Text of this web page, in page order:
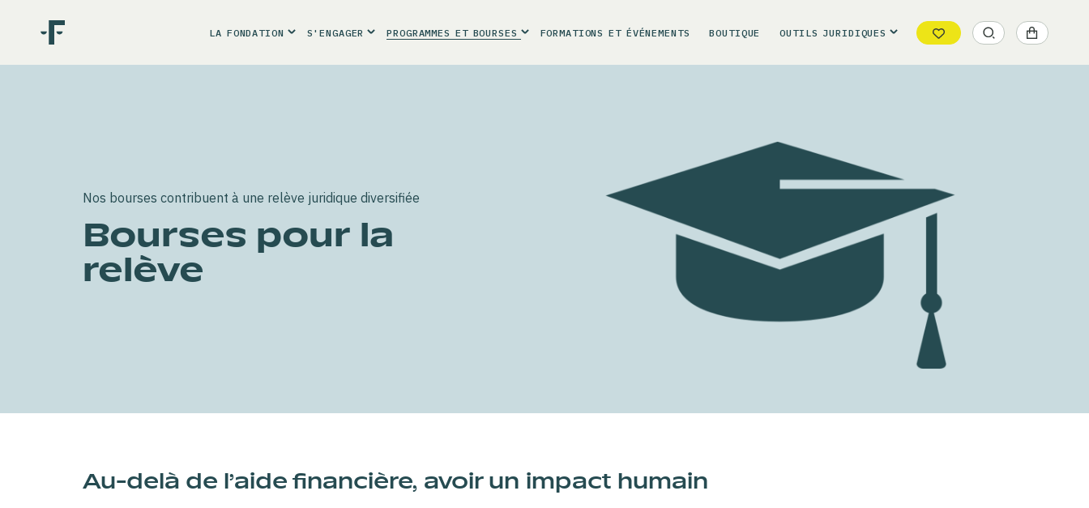
LA FONDATION S'ENGAGER PROGRAMMES ET BOURSES FORMATIONS ET ÉVÉNEMENTS BOUTIQUE OUTILS JURIDIQUES
Nos bourses contribuent à une relève juridique diversifiée
Bourses pour la
relève
Au-delà de l’aide financière, avoir un impact humain